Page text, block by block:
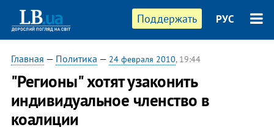
Поддержать РУС
Главная — Политика — 24 февраля 2010, 19:44
"Регионы" хотят узаконить
индивидуальное членство в
коалиции